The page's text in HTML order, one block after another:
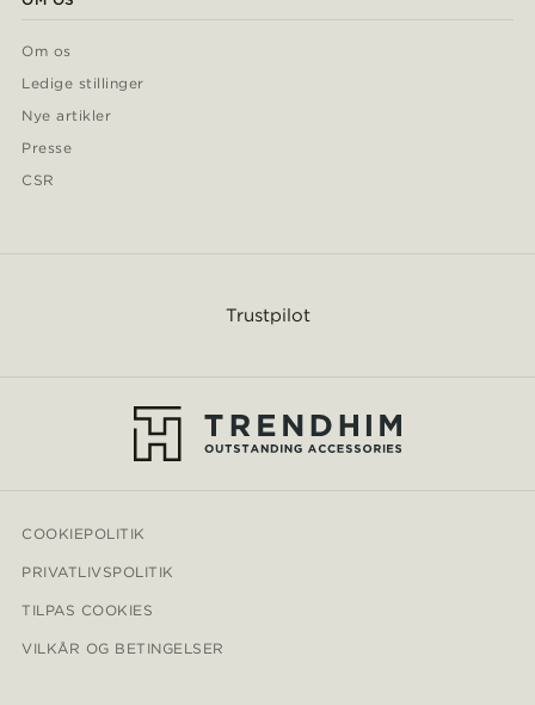
Om os
Ledige stillinger
Nye artikler
Presse
CSR
Trustpilot
COOKIEPOLITIK
PRIVATLIVSPOLITIK
TILPAS COOKIES
VILKÅR OG BETINGELSER